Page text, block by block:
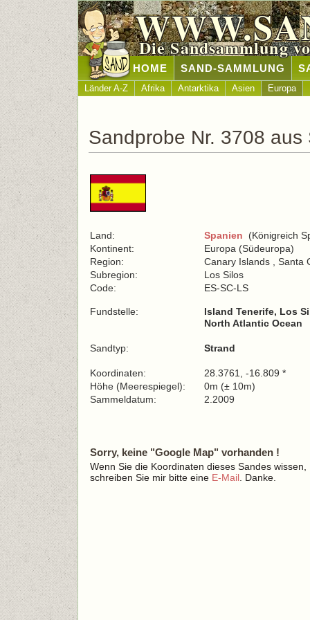
Die Sandsammlung
HOME SAND-SAMMLUNG
Länder A-Z Afrika Antarktika Asien Europa
Sandprobe Nr. 3708 aus
Land: Spanien (Königreich
Kontinent:
Europa (Südeuropa)
Region:
Canary Islands , Santa
Subregion:
Los Silos
Code:
ES-SC-LS
Fundstelle:
Island Tenerife, Los
North Atlantic Ocean
Sandtyp: Strand
Koordinaten:
28.3761, -16.809 *
Höhe (Meerespiegel):
0m (± 10m)
Sammeldatum:
2.2009
Sorry, keine "Google Map" vorhanden !
Wenn Sie die Koordinaten dieses Sandes wissen,
schreiben Sie mir bitte eine E-Mail . Danke.